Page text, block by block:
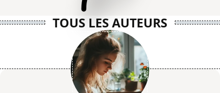
TOUS LES AUTEURS